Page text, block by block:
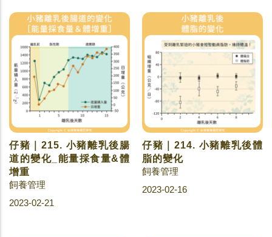
仔豬｜215. 小豬離乳後腸
道的變化_能量採食量&體
增重
飼養管理
2023-02-21
仔豬｜214. 小豬離乳後體
脂的變化
飼養管理
2023-02-16